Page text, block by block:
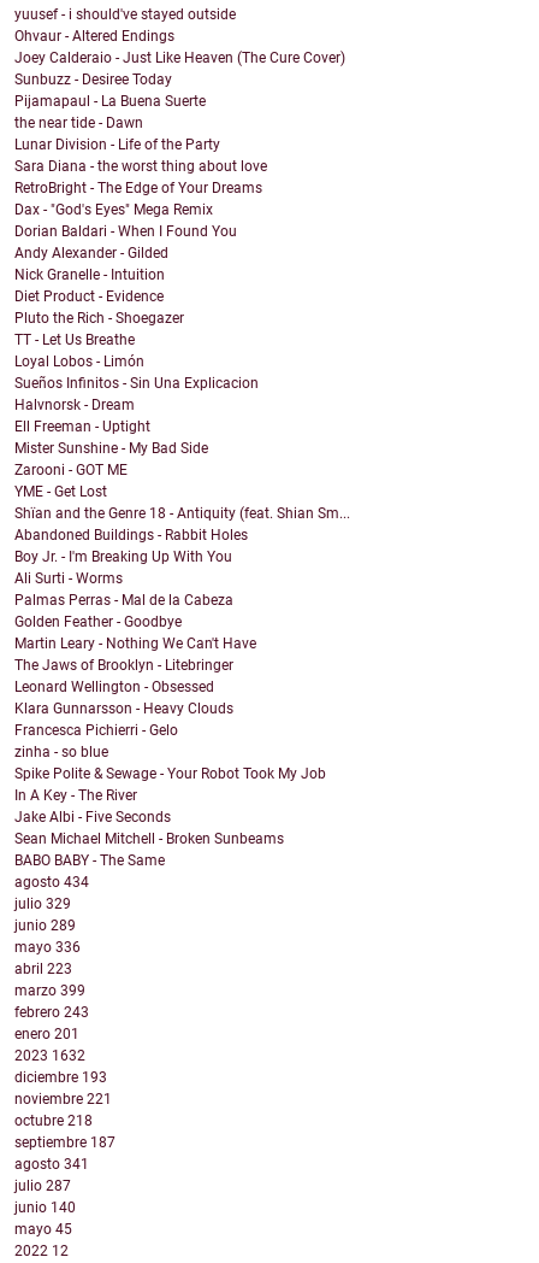
yuusef - i should've stayed outside
Ohvaur - Altered Endings
Joey Calderaio - Just Like Heaven (The Cure Cover)
Sunbuzz - Desiree Today
Pijamapaul - La Buena Suerte
the near tide - Dawn
Lunar Division - Life of the Party
Sara Diana - the worst thing about love
RetroBright - The Edge of Your Dreams
Dax - "God's Eyes" Mega Remix
Dorian Baldari - When I Found You
Andy Alexander - Gilded
Nick Granelle - Intuition
Diet Product - Evidence
Pluto the Rich - Shoegazer
TT - Let Us Breathe
Loyal Lobos - Limón
Sueños Infinitos - Sin Una Explicacion
Halvnorsk - Dream
Ell Freeman - Uptight
Mister Sunshine - My Bad Side
Zarooni - GOT ME
YME - Get Lost
Shïan and the Genre 18 - Antiquity (feat. Shian Sm...
Abandoned Buildings - Rabbit Holes
Boy Jr. - I'm Breaking Up With You
Ali Surti - Worms
Palmas Perras - Mal de la Cabeza
Golden Feather - Goodbye
Martin Leary - Nothing We Can't Have
The Jaws of Brooklyn - Litebringer
Leonard Wellington - Obsessed
Klara Gunnarsson - Heavy Clouds
Francesca Pichierri - Gelo
zinha - so blue
Spike Polite & Sewage - Your Robot Took My Job
In A Key - The River
Jake Albi - Five Seconds
Sean Michael Mitchell - Broken Sunbeams
BABO BABY - The Same
agosto 434
julio 329
junio 289
mayo 336
abril 223
marzo 399
febrero 243
enero 201
2023 1632
diciembre 193
noviembre 221
octubre 218
septiembre 187
agosto 341
julio 287
junio 140
mayo 45
2022 12